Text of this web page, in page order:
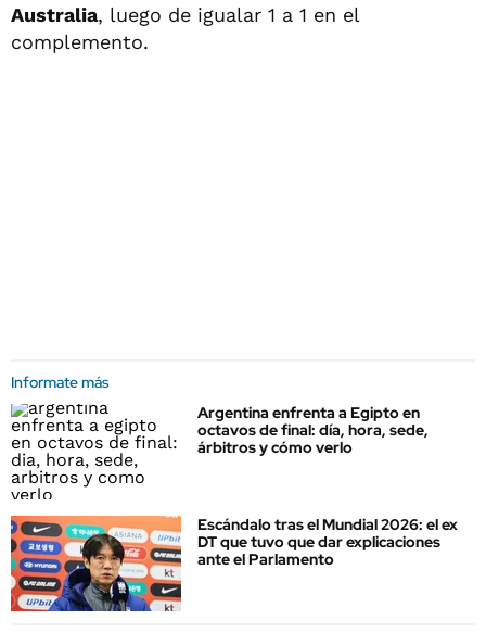
Australia, luego de igualar 1 a 1 en el
complemento.
Informate más
Argentina enfrenta a Egipto en
octavos de final: día, hora, sede,
árbitros y cómo verlo
Escándalo tras el Mundial 2026: el ex
DT que tuvo que dar explicaciones
ante el Parlamento